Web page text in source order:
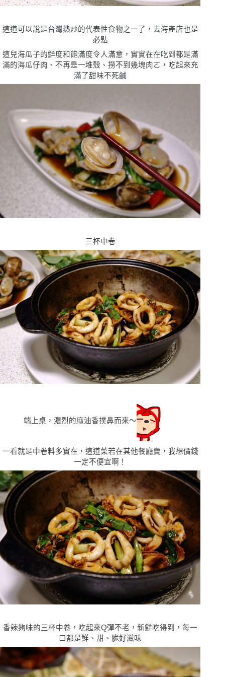
這道可以說是台灣熱炒的代表性食物之一了，去海產店也是
必點
這兒海瓜子的鮮度和飽滿度令人滿意，實實在在吃到都是滿
滿的海瓜仔肉、不再是一堆殼、撈不到幾塊肉ㄛ，吃起來充
滿了甜味不死鹹
三杯中卷
端上桌，濃烈的麻油香撲鼻而來〜
一看就是中卷料多實在，這道菜若在其他餐廳賣，我想價錢
一定不便宜啊！
香辣夠味的三杯中卷，吃起來Q彈不老，新鮮吃得到，每一
口都是鮮、甜、脆好滋味